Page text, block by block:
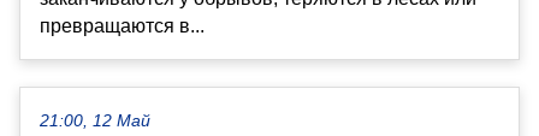
превращаются в...
21:00, 12 Май